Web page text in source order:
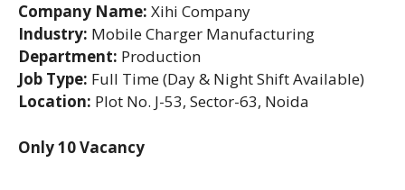
Company Name: Xihi Company
Industry: Mobile Charger Manufacturing
Department: Production
Job Type: Full Time (Day & Night Shift Available)
Location: Plot No. J-53, Sector-63, Noida
Only 10 Vacancy